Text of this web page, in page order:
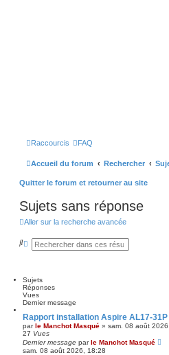
Raccourcis FAQ
Accueil du forum Rechercher
Quitter le forum et retourner au site
Sujets sans réponse
Aller sur la recherche avancée
R
r
c
h
e
r
R
r
c
h
e
a
v
a
n
c
Sujets
Réponses
Vues
Dernier message
Rapport installation Aspire AL17-31P
parle Manchot Masqué » sam. 08 août
27 Vues
Dernier message parle Manchot Masqué
sam. 08 août 2026, 18:28